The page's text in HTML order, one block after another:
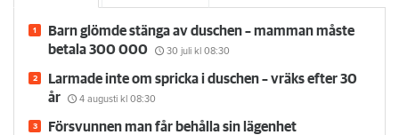
Barn glömde stänga av duschen – mamman måste
betala 300 000
30 juli kl 08:30
Larmade inte om spricka i duschen – vräks efter 30
år
4 augusti kl 08:30
Försvunnen man får behålla sin lägenhet